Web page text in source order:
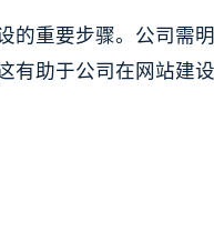
的重要步骤。公司需
有助于公司在网站建